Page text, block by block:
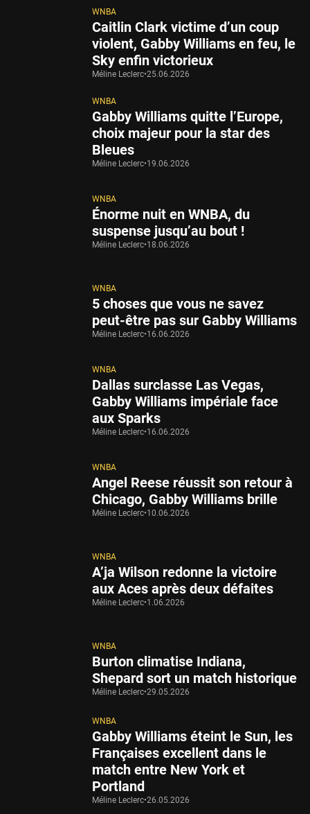
WNBA
Caitlin Clark victime d’un coup
violent, Gabby Williams en feu, le
Sky enfin victorieux
Méline Leclerc•25.06.2026
WNBA
Gabby Williams quitte l’Europe,
choix majeur pour la star des
Bleues
Méline Leclerc•19.06.2026
WNBA
Énorme nuit en WNBA, du
suspense jusqu’au bout !
Méline Leclerc•18.06.2026
WNBA
5 choses que vous ne savez
peut-être pas sur Gabby Williams
Méline Leclerc•16.06.2026
WNBA
Dallas surclasse Las Vegas,
Gabby Williams impériale face
aux Sparks
Méline Leclerc•16.06.2026
WNBA
Angel Reese réussit son retour à
Chicago, Gabby Williams brille
Méline Leclerc•10.06.2026
WNBA
A’ja Wilson redonne la victoire
aux Aces après deux défaites
Méline Leclerc•1.06.2026
WNBA
Burton climatise Indiana,
Shepard sort un match historique
Méline Leclerc•29.05.2026
WNBA
Gabby Williams éteint le Sun, les
Françaises excellent dans le
match entre New York et
Portland
Méline Leclerc•26.05.2026